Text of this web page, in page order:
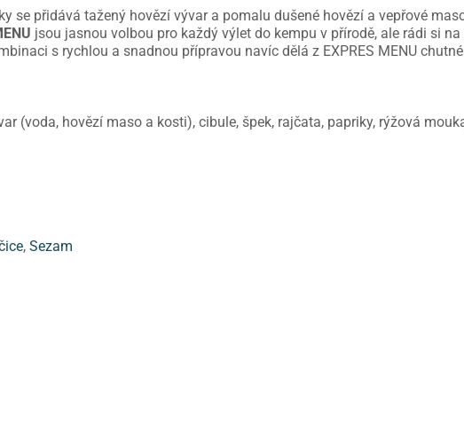
se přidává tažený hovězí vývar a pomalu dušené hovězí a vepřové
jsou jasnou volbou pro každý výlet do kempu v přírodě, ale rádi si
s rychlou a snadnou přípravou navíc dělá z EXPRES MENU
(voda, hovězí maso a kosti), cibule, špek, rajčata, papriky, rýžová
, Sezam